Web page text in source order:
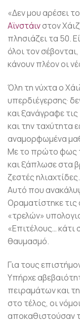
«Δεν μου αρέσει
Αϊνστάινστον
πλησιάζει τα 50.
όλοι τον
κάνουν πλέον οι
Όλη τη νύχτα ο
υπερδιέγερσης·
και ξανάγραφε
και την ταχύτητα
αναμορφωμένα
Με το πρώτο φως
και ξάπλωσε στα
ζεστές ηλιαχτίδες.
Αυτό που
Οραματίστηκε τις
«τρελών»
«Επιτέλους… κάτι
θαυμασμό.
Για τους
Υπήρχε
πειραμάτων και
στο τέλος, οι
αποκαθιστούσαν